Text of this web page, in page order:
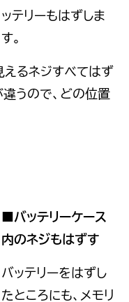
ッテリーもはずしま
す。
えるネジすべてはず
違うので、どの位置
■バッテリーケース
内のネジもはずす
バッテリーをはずし
たところにも、メモリ